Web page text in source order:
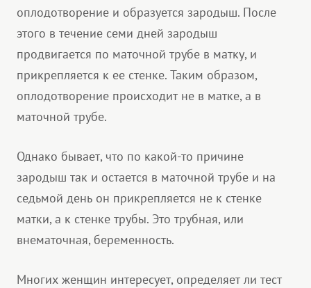
оплодотворение и образуется зародыш. После
этого в течение семи дней зародыш
продвигается по маточной трубе в матку, и
прикрепляется к ее стенке. Таким образом,
оплодотворение происходит не в матке, а в
маточной трубе.
Однако бывает, что по какой-то причине
зародыш так и остается в маточной трубе и на
седьмой день он прикрепляется не к стенке
матки, а к стенке трубы. Это трубная, или
внематочная, беременность.
Многих женщин интересует, определяет ли тест